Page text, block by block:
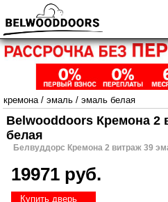
кремона/ эмаль / эмаль белая
Belwooddoors Кремона 2
белая
Белвуддорс Кремона 2 витраж 39
19971 руб.
Купить дверь